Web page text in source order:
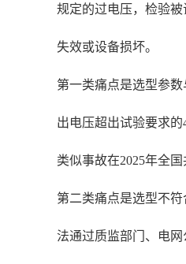
规定的过电压，检验
失效或设备损坏。
第一类痛点是选型参
出电压超出试验要求
类似事故在2025年全
第二类痛点是选型不
法通过质监部门、电